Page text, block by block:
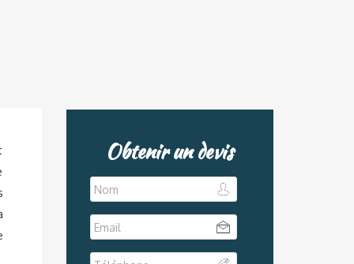
Obtenir un devis